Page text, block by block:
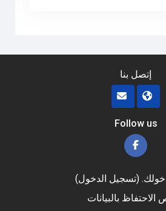
إتصل بنا
Follow us
(تسجيل الدخول)
بالبيانات